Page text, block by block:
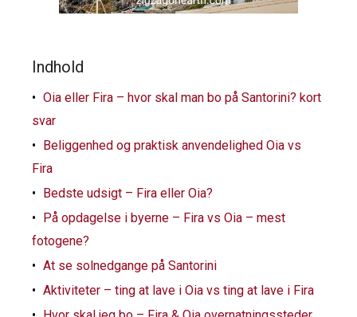
Indhold
Oia eller Fira – hvor skal man bo på Santorini? kort
svar
Beliggenhed og praktisk anvendelighed Oia vs
Fira
Bedste udsigt – Fira eller Oia?
På opdagelse i byerne – Fira vs Oia – mest
fotogene?
At se solnedgange på Santorini
Aktiviteter – ting at lave i Oia vs ting at lave i Fira